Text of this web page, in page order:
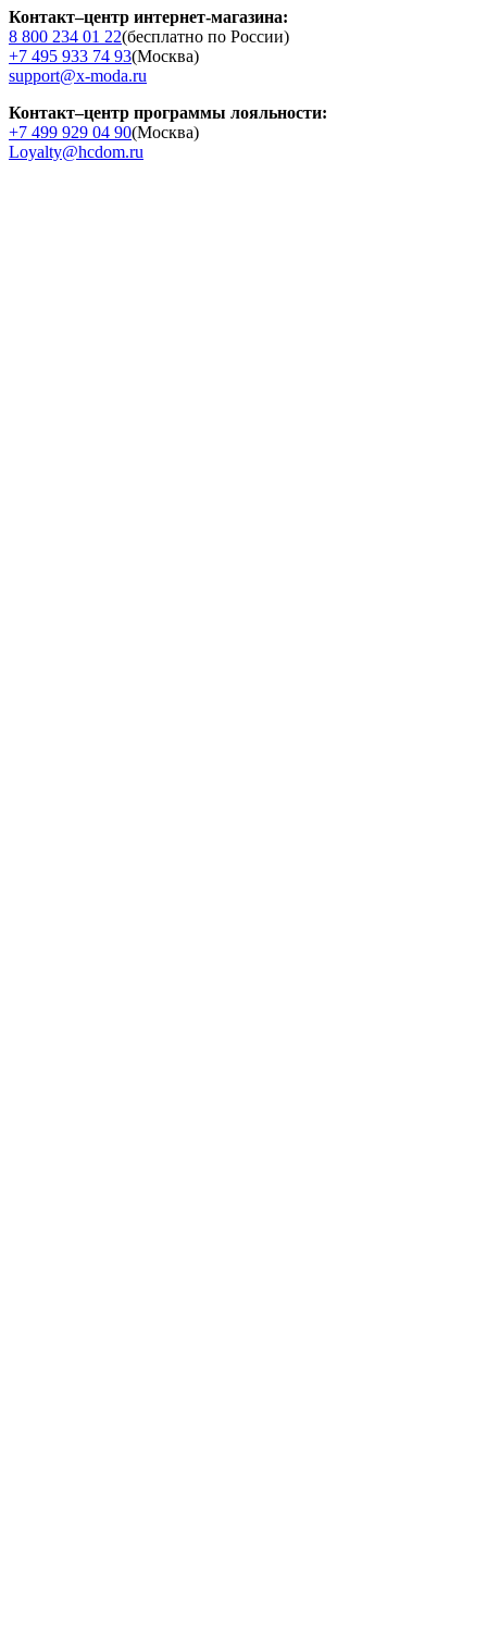
Контакт–центр интернет-магазина:
8 800 234 01 22(бесплатно по России)
+7 495 933 74 93(Москва)
support@x-moda.ru
Контакт–центр программы лояльности:
+7 499 929 04 90(Москва)
Loyalty@hcdom.ru